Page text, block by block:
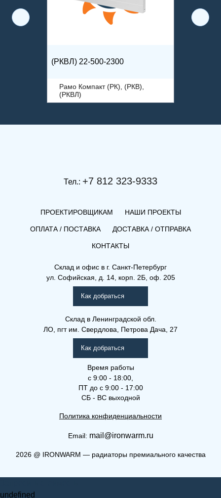
(РКВЛ) 22-500-2300
Рамо Компакт (РК), (РКВ),
(РКВЛ)
Рамо Компакт (РК), (РКВ),
(РКВ) 33-400-700
Рамо Компакт (РК), (РКВ),
Тел.: +7 812 323-9333
ПРОЕКТИРОВЩИКАМ НАШИ ПРОЕКТЫ
ОПЛАТА / ПОСТАВКА ДОСТАВКА / ОТПРАВКА
КОНТАКТЫ
Склад и офис в г. Санкт-Петербург
ул. Софийская, д. 14, корп. 2Б, оф. 205
Как добраться
Склад в Ленинградской обл.
ЛО, пгт им. Свердлова, Петрова Дача, 27
Как добраться
Время работы
с 9:00 - 18:00,
ПТ до с 9:00 - 17:00
СБ - ВС выходной
Политика конфиденциальности
Email: mail@ironwarm.ru
2026@ IRONWARM — радиаторы премиального качества
undefined